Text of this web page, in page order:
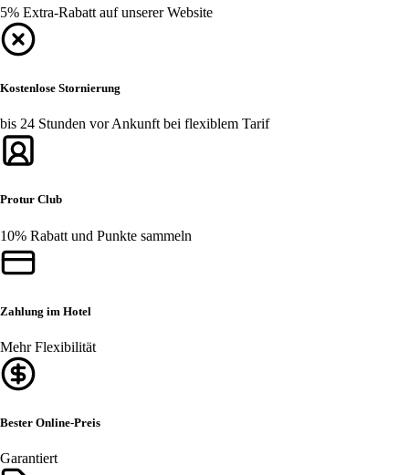
5% Extra-Rabatt auf unserer Website
Kostenlose Stornierung
bis 24 Stunden vor Ankunft bei flexiblem Tarif
Protur Club
10% Rabatt und Punkte sammeln
Zahlung im Hotel
Mehr Flexibilität
Bester Online-Preis
Garantiert